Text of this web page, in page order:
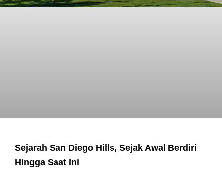
Sejarah San Diego Hills, Sejak Awal Berdiri
Hingga Saat Ini